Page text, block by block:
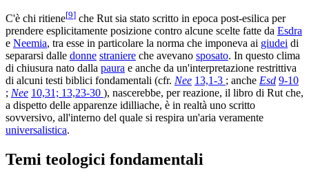
C'è chi ritiene[9] che Rut sia stato scritto in epoca post-esilica per
prendere esplicitamente posizione contro alcune scelte fatte da Esdra
e Neemia, tra esse in particolare la norma che imponeva ai giudei di
separarsi dalle donne straniere che avevano sposato. In questo clima
di chiusura nato dalla paura e anche da un'interpretazione restrittiva
di alcuni testi biblici fondamentali (cfr. Nee 13,1-3 ; anche Esd 9-10
; Nee 10,31; 13,23-30 ), nascerebbe, per reazione, il libro di Rut che,
a dispetto delle apparenze idilliache, è in realtà uno scritto
sovversivo, all'interno del quale si respira un'aria veramente
universalistica.
Temi teologici fondamentali